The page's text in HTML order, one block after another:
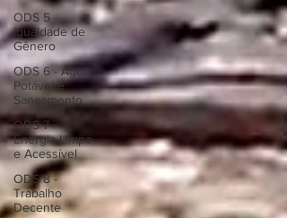
ODS 5 -
Igualdade de
Gênero
ODS 6 - Água
Potável e
Saneamento
ODS 7 -
Energia Limpa
e Acessível
ODS 8 -
Trabalho
Decente